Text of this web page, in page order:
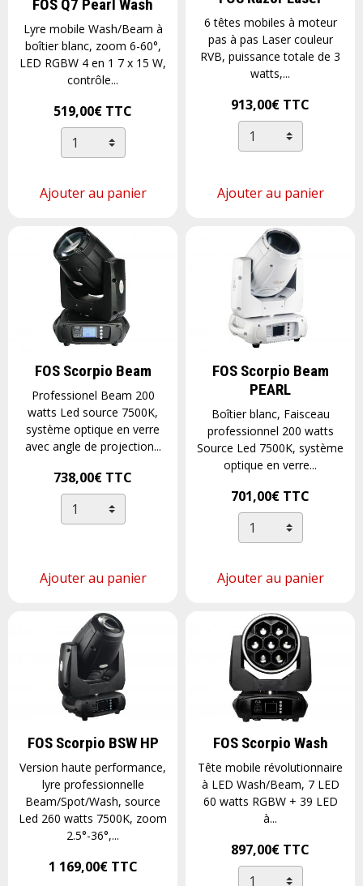
FOS Q7 Pearl Wash
Lyre mobile Wash/Beam à
boîtier blanc, zoom 6-60°,
LED RGBW 4 en 1 7 x 15 W,
contrôle...
519,00€ TTC
Ajouter au panier
6 têtes mobiles à moteur
pas à pas Laser couleur
RVB, puissance totale de 3
watts,...
913,00€ TTC
Ajouter au panier
FOS Scorpio Beam
Professionel Beam 200
watts Led source 7500K,
système optique en verre
avec angle de projection...
738,00€ TTC
Ajouter au panier
FOS Scorpio Beam
PEARL
Boîtier blanc, Faisceau
professionnel 200 watts
Source Led 7500K, système
optique en verre...
701,00€ TTC
Ajouter au panier
FOS Scorpio BSW HP
Version haute performance,
lyre professionnelle
Beam/Spot/Wash, source
Led 260 watts 7500K, zoom
2.5°-36°,...
1 169,00€ TTC
FOS Scorpio Wash
Tête mobile révolutionnaire
à LED Wash/Beam, 7 LED
60 watts RGBW + 39 LED
à...
897,00€ TTC